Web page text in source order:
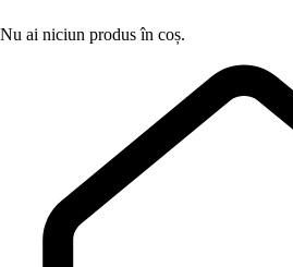
Nu ai niciun produs în coș.